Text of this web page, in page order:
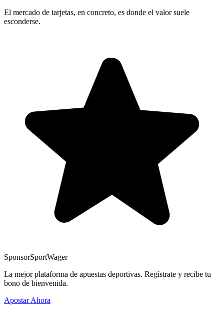
El mercado de tarjetas, en concreto, es donde el valor suele
esconderse.
SponsorSportWager
La mejor plataforma de apuestas deportivas. Regístrate y recibe tu
bono de bienvenida.
Apostar Ahora